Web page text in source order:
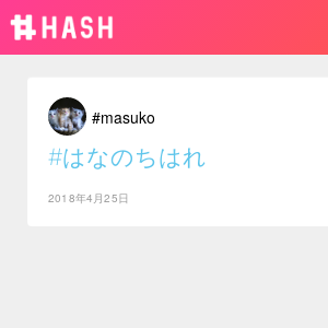
#masuko
#はなのちはれ
2018年4月25日